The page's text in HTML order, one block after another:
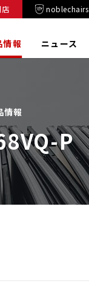
noblechairs
情報 ニュース
情報
P